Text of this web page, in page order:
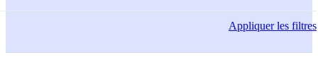
Appliquerles filtres